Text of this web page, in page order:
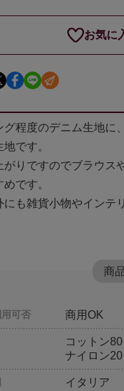
お気に
グ程度のデニム生地に
です。
がりですのでブラウス
です。
にも雑貨小物やインテ
商
可否 商用OK
コットン80
ナイロン20
イタリア